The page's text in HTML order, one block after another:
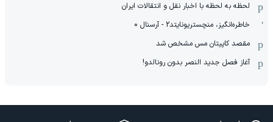
لحظه به لحظه با اخبار نقل و انتقالات ایران
خاطره‌انگیز، منچستریونایتد2 - آرسنال 0
مقصد کاپیتان مس مشخص شد
آغاز فصل جدید النصر بدون رونالدو!